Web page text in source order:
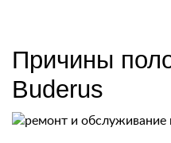
Причины
Buderus